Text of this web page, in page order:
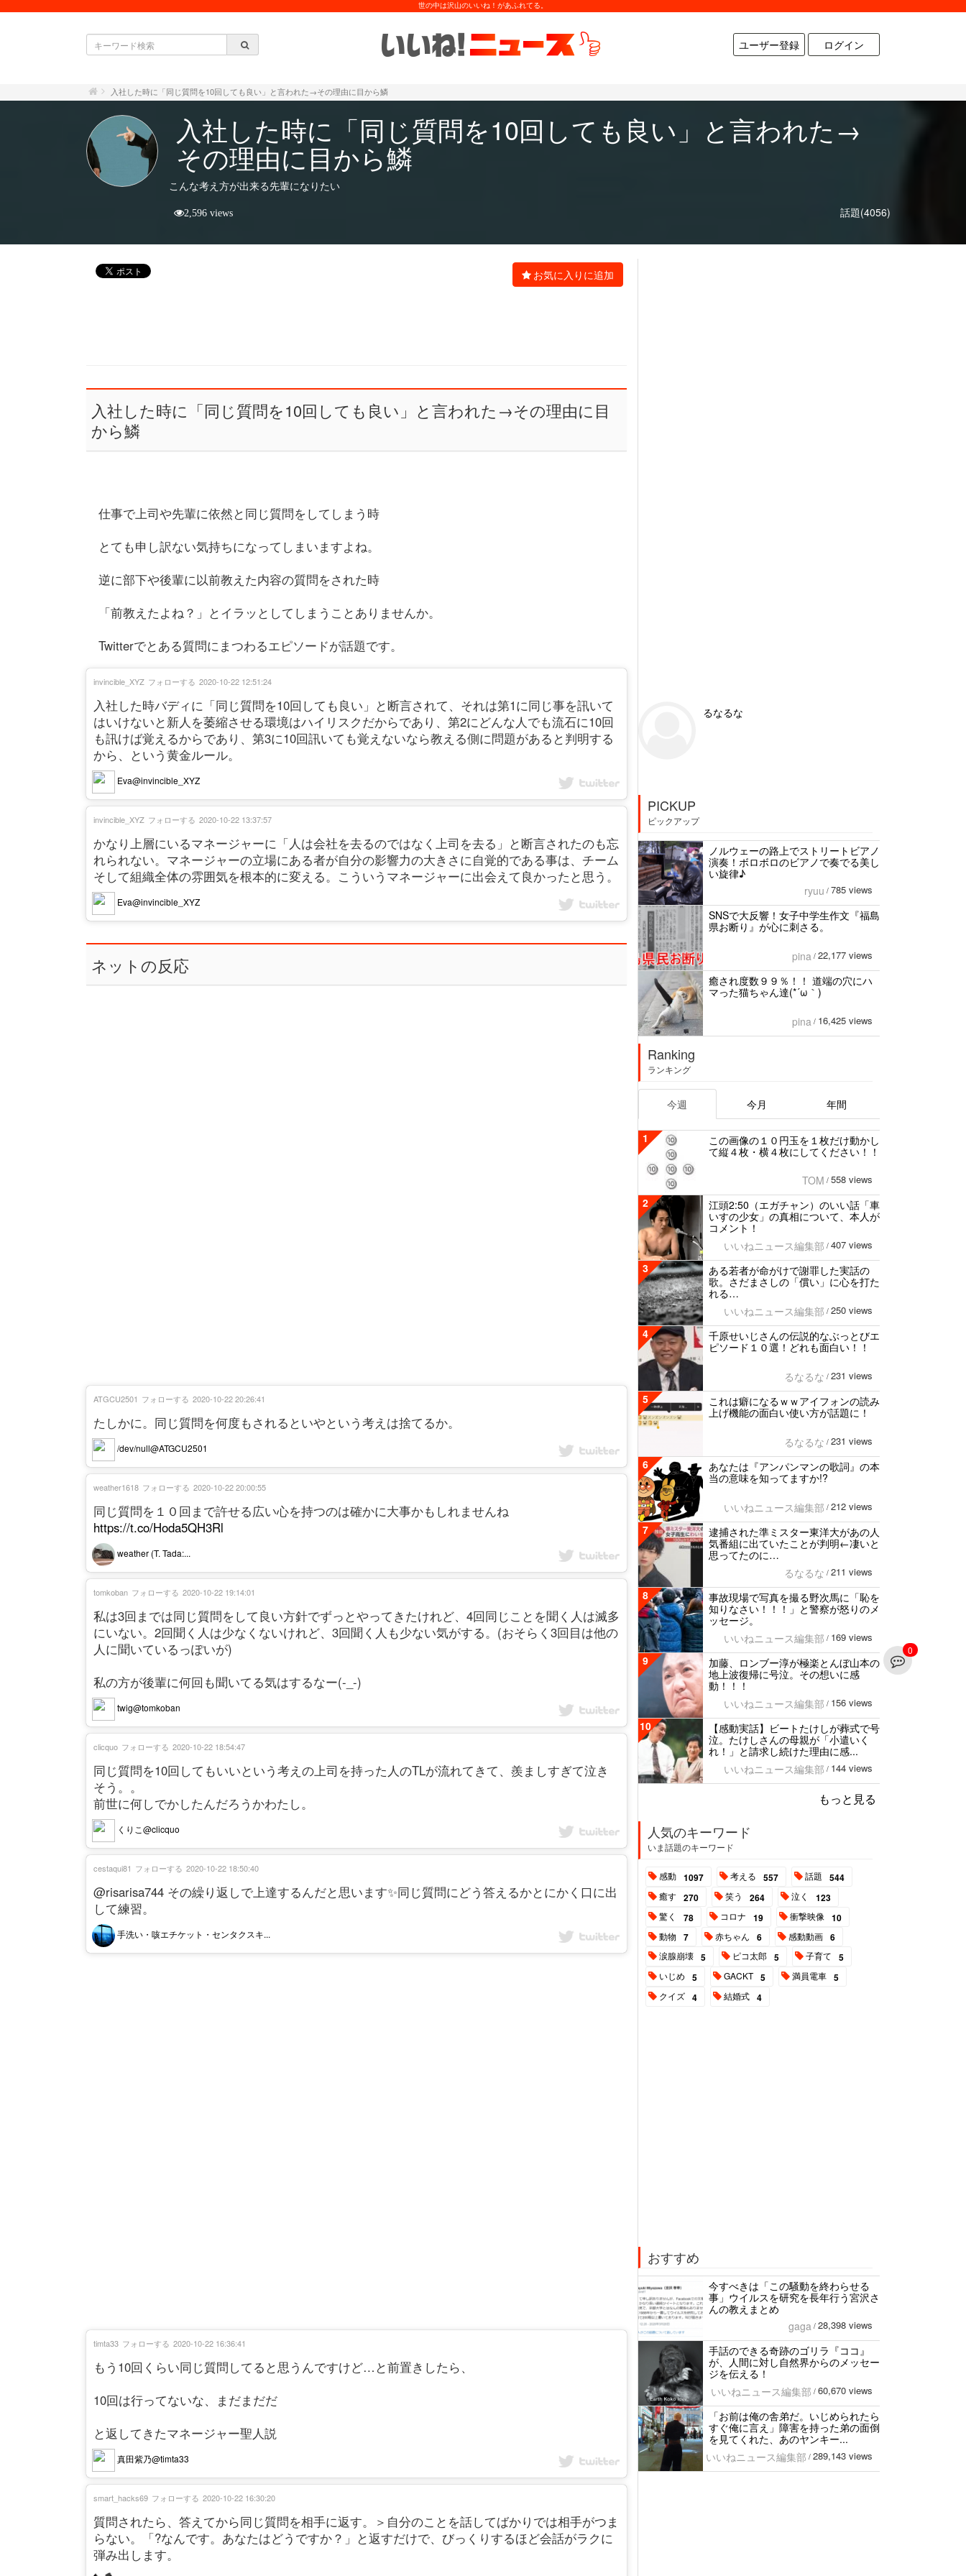
世の中は沢山のいいね！があふれてる。
ユーザー登録 ログイン
入社した時に「同じ質問を10回しても良い」と言われた→その理由に目から鱗
入社した時に「同じ質問を10回しても良い」と言われた→
その理由に目から鱗
こんな考え方が出来る先輩になりたい
話題(4056)
2,596 views
お気に入りに追加
入社した時に「同じ質問を10回しても良い」と言われた→その理由に目
から鱗
仕事で上司や先輩に依然と同じ質問をしてしまう時
とても申し訳ない気持ちになってしまいますよね。
逆に部下や後輩に以前教えた内容の質問をされた時
「前教えたよね？」とイラッとしてしまうことありませんか。
Twitterでとある質問にまつわるエピソードが話題です。
入社した時バディに「同じ質問を10回しても良い」と断言されて、それは第1に同じ事を訊いて
はいけないと新人を萎縮させる環境はハイリスクだからであり、第2にどんな人でも流石に10回
も訊けば覚えるからであり、第3に10回訊いても覚えないなら教える側に問題があると判明する
から、という黄金ルール。
Eva@invincible_XYZ
invincible_XYZ フォローする 2020-10-22 12:51:24
かなり上層にいるマネージャーに「人は会社を去るのではなく上司を去る」と断言されたのも忘
れられない。マネージャーの立場にある者が自分の影響力の大きさに自覚的である事は、チーム
そして組織全体の雰囲気を根本的に変える。こういうマネージャーに出会えて良かったと思う。
Eva@invincible_XYZ
invincible_XYZ フォローする 2020-10-22 13:37:57
ネットの反応
たしかに。同じ質問を何度もされるといやという考えは捨てるか。
/dev/null@ATGCU2501
ATGCU2501 フォローする 2020-10-22 20:26:41
同じ質問を１０回まで許せる広い心を持つのは確かに大事かもしれませんね
https://t.co/Hoda5QH3Rl
weather (T. Tada:...
weather1618 フォローする 2020-10-22 20:00:55
私は3回までは同じ質問をして良い方針でずっとやってきたけれど、4回同じことを聞く人は滅多
にいない。2回聞く人は少なくないけれど、3回聞く人も少ない気がする。(おそらく3回目は他の
人に聞いているっぽいが)
私の方が後輩に何回も聞いてる気はするなー(-_-)
twig@tomkoban
tomkoban フォローする 2020-10-22 19:14:01
同じ質問を10回してもいいという考えの上司を持った人のTLが流れてきて、羨ましすぎて泣き
そう。。
前世に何しでかしたんだろうかわたし。
くりこ@clicquo
clicquo フォローする 2020-10-22 18:54:47
@risarisa744 その繰り返しで上達するんだと思います✨同じ質問にどう答えるかとにかく口に出
して練習。
手洗い・咳エチケット・センタクスキ...
cestaqui81 フォローする 2020-10-22 18:50:40
もう10回くらい同じ質問してると思うんですけど…と前置きしたら、
10回は行ってないな、まだまだだ
と返してきたマネージャー聖人説
真田紫乃@timta33
timta33 フォローする 2020-10-22 16:36:41
質問されたら、答えてから同じ質問を相手に返す。＞自分のことを話してばかりでは相手がつま
らない。「?なんです。あなたはどうですか？」と返すだけで、びっくりするほど会話がラクに
弾み出します。
smart_hacks69 フォローする 2020-10-22 16:30:20
0
るなるな
PICKUP
ピックアップ
ノルウェーの路上でストリートビアノ
演奏！ボロボロのビアノで奏でる美し
い旋律♪
ryuu / 785 views
SNSで大反響！女子中学生作文『福島
県お断り』が心に刺さる。
pina / 22,177 views
癒され度数９９％！！ 道端の穴にハ
マった猫ちゃん達(*´ω｀)
pina / 16,425 views
Ranking
ランキング
今週 今月 年間
1
この画像の１０円玉を１枚だけ動かし
て縦４枚・横４枚にしてください！！
TOM / 558 views
2
江頭2:50（エガチャン）のいい話「車
いすの少女」の真相について、本人が
コメント！
いいねニュース編集部 / 407 views
3
ある若者が命がけで謝罪した実話の
歌。さだまさしの「償い」に心を打た
れる…
いいねニュース編集部 / 250 views
4
千原せいじさんの伝説的なぶっとびエ
ピソード１０選！どれも面白い！！
るなるな / 231 views
5
これは癖になるｗｗアイフォンの読み
上げ機能の面白い使い方が話題に！
るなるな / 231 views
6
あなたは『アンパンマンの歌詞』の本
当の意味を知ってますか!?
いいねニュース編集部 / 212 views
7
逮捕された準ミスター東洋大があの人
気番組に出ていたことが判明←凄いと
思ってたのに…
るなるな / 211 views
8
事故現場で写真を撮る野次馬に「恥を
知りなさい！！！」と警察が怒りのメ
ッセージ。
いいねニュース編集部 / 169 views
9
加藤、ロンブー淳が極楽とんぼ山本の
地上波復帰に号泣。その想いに感
動！！！
いいねニュース編集部 / 156 views
10
【感動実話】ビートたけしが葬式で号
泣。たけしさんの母親が「小遣いく
れ！」と請求し続けた理由に感...
いいねニュース編集部 / 144 views
もっと見る
人気のキーワード
いま話題のキーワード
感動 1097 考える 557 話題 544
癒す 270 笑う 264 泣く 123
驚く 78 コロナ 19 衝撃映像 10
動物 7 赤ちゃん 6 感動動画 6
涙腺崩壊 5 ピコ太郎 5 子育て 5
いじめ 5 GACKT 5 満員電車 5
クイズ 4 結婚式 4
おすすめ
今すべきは「この騒動を終わらせる
事」ウイルスを研究を長年行う宮沢さ
んの教えまとめ
gaga / 28,398 views
手話のできる奇跡のゴリラ『ココ』
が、人間に対し自然界からのメッセー
ジを伝える！
いいねニュース編集部 / 60,670 views
「お前は俺の舎弟だ。いじめられたら
すぐ俺に言え」障害を持った弟の面倒
を見てくれた、あのヤンキー...
いいねニュース編集部 / 289,143 views